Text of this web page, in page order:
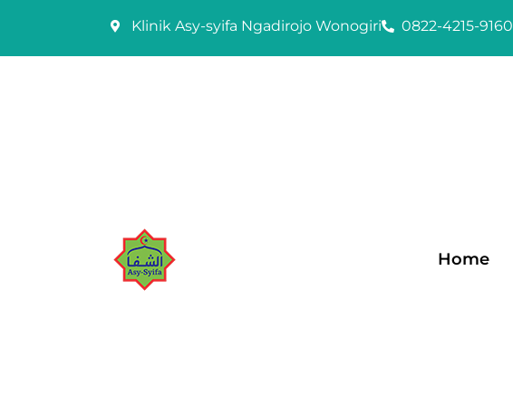
content
Klinik Asy-syifa Ngadirojo Wonogiri 0822-4215-9160
Home